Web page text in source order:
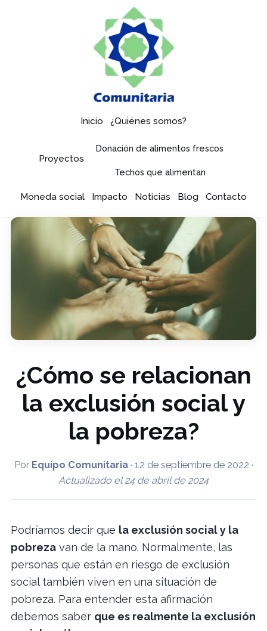
Inicio ¿Quiénes somos?
Proyectos
Donación de alimentos frescos
Techos que alimentan
Moneda social Impacto Noticias Blog Contacto
¿Cómo se relacionan
la exclusión social y
la pobreza?
Por Equipo Comunitaria· 12 de septiembre de 2022 ·
Actualizado el24 de abril de 2024
Podríamos decir que la exclusión social y la
pobreza van de la mano. Normalmente, las
personas que están en riesgo de exclusión
social también viven en una situación de
pobreza. Para entender esta afirmación
debemos saber que es realmente la exclusión